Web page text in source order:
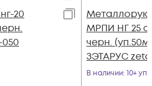
20
МРПИ НГ 25
черн.
ЗЭТАРУС
В наличии: 10+ уп